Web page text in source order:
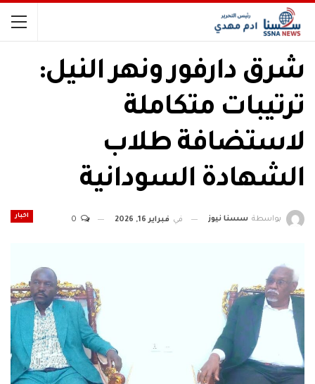
شرق دارفور ونهر النيل:
ترتيبات متكاملة
لاستضافة طلاب
الشهادة السودانية
اخبار بواسطة سسنا نيوز في فبراير 16, 2026